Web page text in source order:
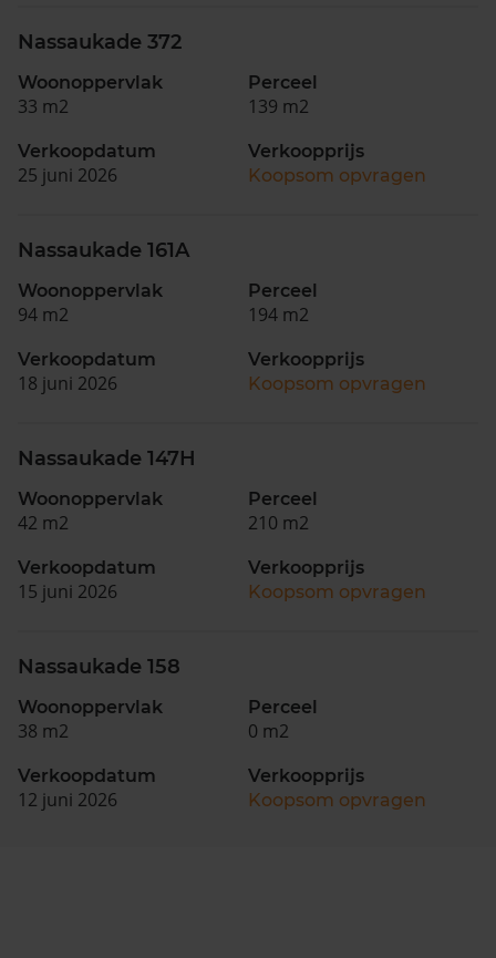
Nassaukade 372
Woonoppervlak
33 m2
Perceel
139 m2
Verkoopdatum
25 juni 2026
Verkoopprijs
Koopsom opvragen
Nassaukade 161A
Woonoppervlak
94 m2
Perceel
194 m2
Verkoopdatum
18 juni 2026
Verkoopprijs
Koopsom opvragen
Nassaukade 147H
Woonoppervlak
42 m2
Perceel
210 m2
Verkoopdatum
15 juni 2026
Verkoopprijs
Koopsom opvragen
Nassaukade 158
Woonoppervlak
38 m2
Perceel
0 m2
Verkoopdatum
12 juni 2026
Verkoopprijs
Koopsom opvragen